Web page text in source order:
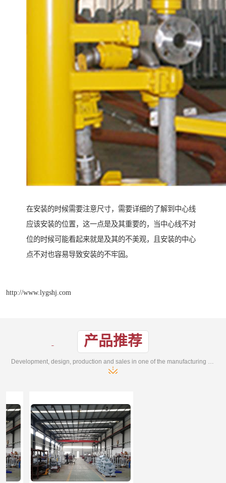
在安装的时候需要注意尺寸，需要详细的了解到中心线
应该安装的位置，这一点是及其重要的，当中心线不对
位的时候可能看起来就是及其的不美观，且安装的中心
点不对也容易导致安装的不牢固。
http://www.lygshj.com
产品推荐